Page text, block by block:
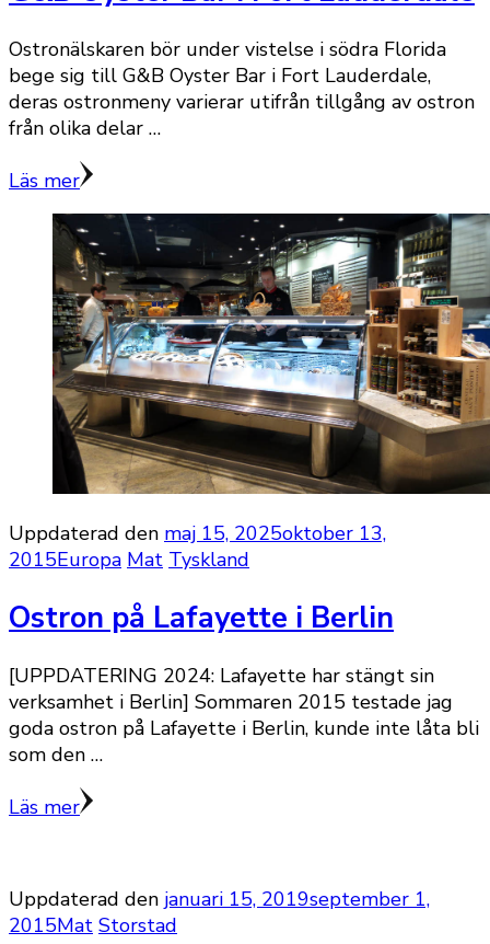
Ostronälskaren bör under vistelse i södra Florida
bege sig till G&B Oyster Bar i Fort Lauderdale,
deras ostronmeny varierar utifrån tillgång av ostron
från olika delar …
Läs mer
Uppdaterad den maj 15, 2025oktober 13,
2015Europa Mat Tyskland
Ostron på Lafayette i Berlin
[UPPDATERING 2024: Lafayette har stängt sin
verksamhet i Berlin] Sommaren 2015 testade jag
goda ostron på Lafayette i Berlin, kunde inte låta bli
som den …
Läs mer
Uppdaterad den januari 15, 2019september 1,
2015Mat Storstad